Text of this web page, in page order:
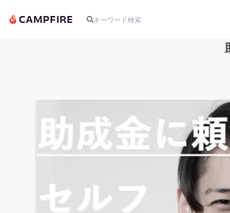
アート・写真
テクノロジー・ガジェット
ビジネス・起業